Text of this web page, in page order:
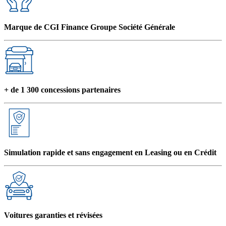
Marque de CGI Finance Groupe Société Générale
+ de 1 300 concessions partenaires
Simulation rapide et sans engagement en Leasing ou en Crédit
Voitures garanties et révisées